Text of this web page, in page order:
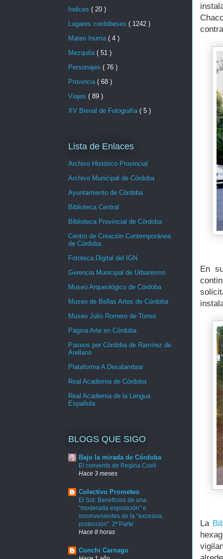
En
La
Indices ( 20 )
Lugares cordobeses ( 1242 )
Mateo Inurria ( 4 )
Mezquita ( 51 )
Personajes ( 76 )
Provincia ( 68 )
Viajes ( 89 )
XV Bienal de Fotografía ( 5 )
Lista de Enlaces
Archivo Histórico Provincial
Archivo Municipal de Córdoba
Ayuntamiento de Córdoba
Biblioteca Central
Biblioteca Provincial de Córdoba
Centro de Creación Contemporánea
de Córdoba
Fototeca Digital del IGN
Gerencia Municipal de Urbanismo
Museo Arqueológico de Córdoba
Museo de Bellas Artes de Córdoba
Museo Julio Romero de Torres
Página Arte en Córdoba
Paseos por Córdoba de Ramírez de
Arellano
Plataforma A Desalambrar
Real Academia de Córdoba
Real Academia de la Lengua
Española
BLOGS QUE SIGO
Bajo la mirada de Córdoba
El convento de Regina Coeli
Hace 3 meses
Colectivo Prometeo
El Sol: Beneficios de una
“moderada exposición” e
inconvenientes de la “excesiva
protección”. 2ª Parte
Hace 8 horas
Conchi Carnago